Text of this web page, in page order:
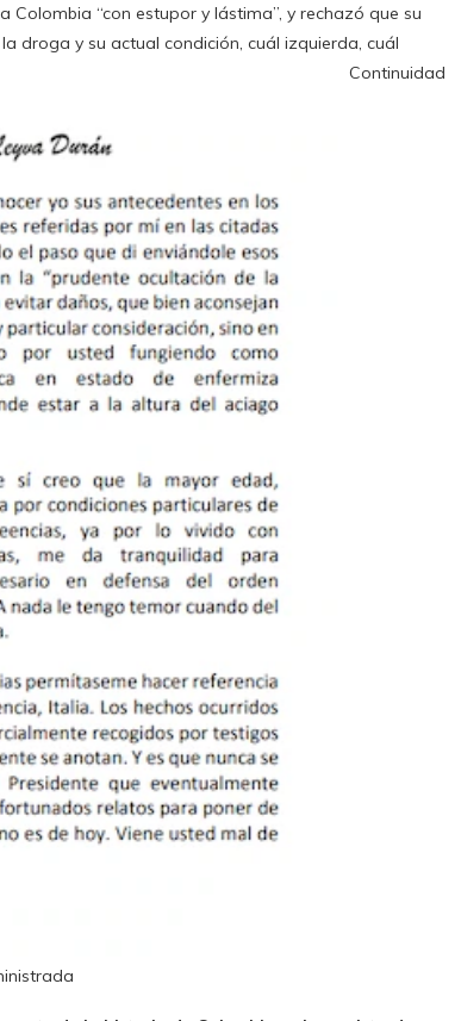
“con estupor y lástima”, y rechazó que su
droga y su actual condición, cuál izquierda, cuál
Continuidad